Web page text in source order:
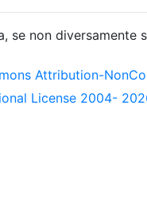
se non diversamente
Attribution-
License 2004-